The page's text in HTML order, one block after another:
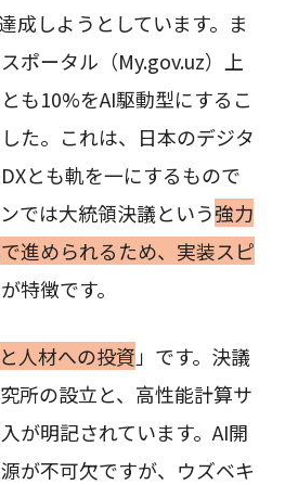
成しようとしています。ま
ポータル（My.gov.uz）上
も10%をAI駆動型にするこ
た。これは、日本のデジタ
とも軌を一にするもので
では大統領決議という強力
進められるため、実装スピ
特徴です。
人材への投資 」です。決議
所の設立と、高性能計算サ
が明記されています。AI開
が不可欠ですが、ウズベキ